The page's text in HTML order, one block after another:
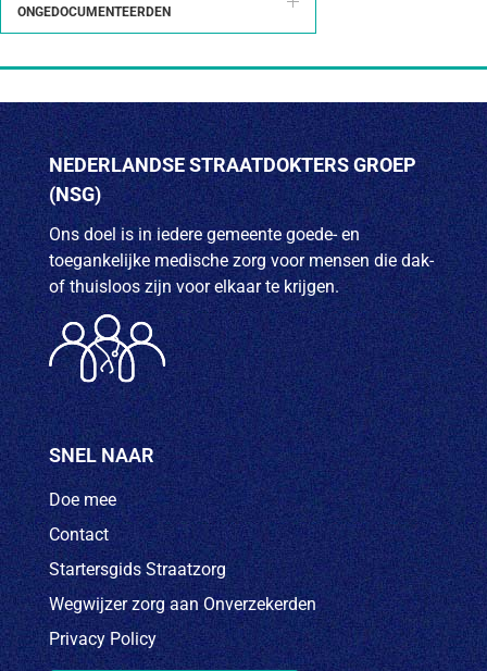
Sneltest Persoonsgerichte zorg voor
Streven naar een inclusieve benadering van
gedeelde besluitvorming bij
ongedocumenteerde en onverzekerde
patienten - Shakhverdian (2024)
ONGEDOCUMENTEERDEN
NEDERLANDSE STRAATDOKTERS GROEP
(NSG)
Ons doel is in iedere gemeente goede- en
toegankelijke medische zorg voor mensen die dak-
of thuisloos zijn voor elkaar te krijgen.
SNEL NAAR
Doe mee
Contact
Startersgids Straatzorg
Wegwijzer zorg aan Onverzekerden
Privacy Policy